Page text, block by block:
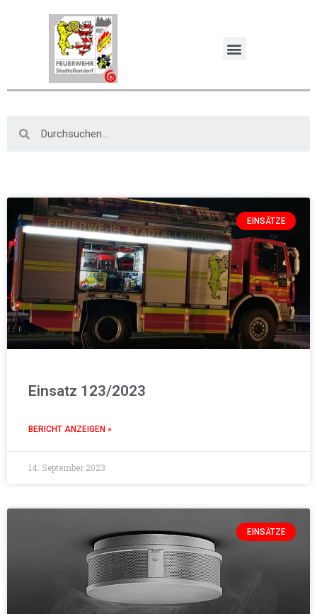
EINSÄTZE
Einsatz 123/2023
BERICHT ANZEIGEN »
14. September 2023
EINSÄTZE